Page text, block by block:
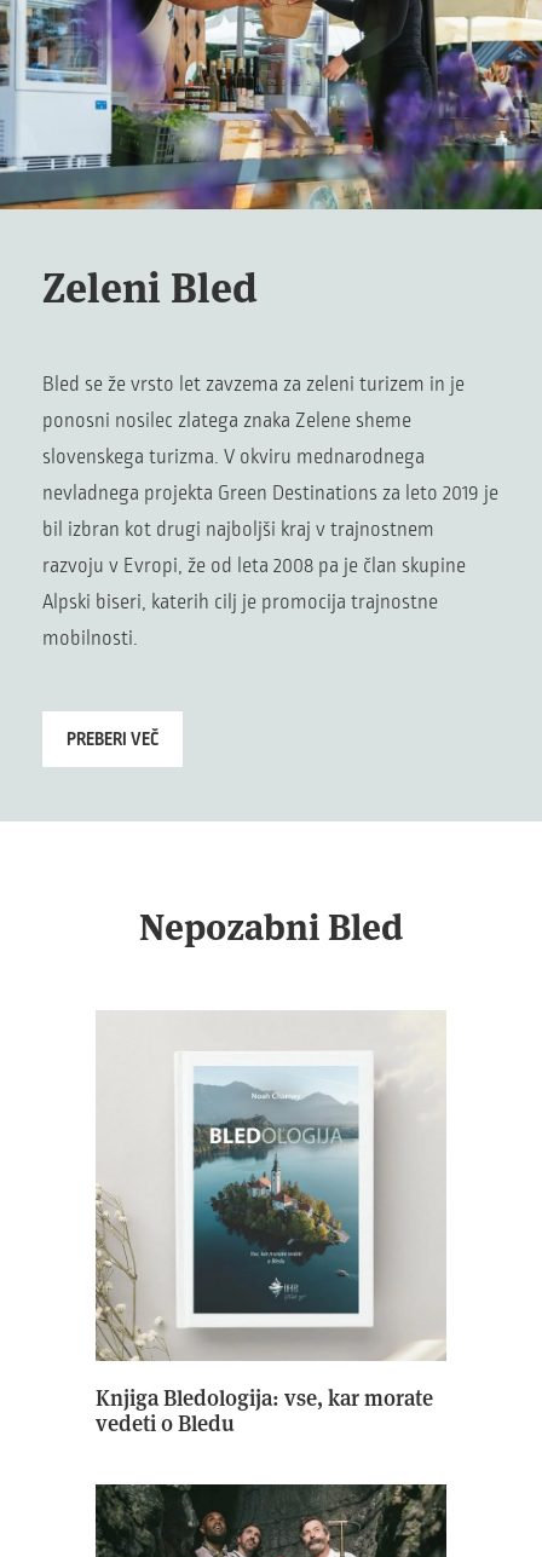
Zeleni Bled
Bled se že vrsto let zavzema za zeleni turizem in je
ponosni nosilec zlatega znaka Zelene sheme
slovenskega turizma. V okviru mednarodnega
nevladnega projekta Green Destinations za leto 2019 je
bil izbran kot drugi najboljši kraj v trajnostnem
razvoju v Evropi, že od leta 2008 pa je član skupine
Alpski biseri, katerih cilj je promocija trajnostne
mobilnosti.
PREBERI VEČ
Nepozabni Bled
Knjiga Bledologija: vse, kar morate
vedeti o Bledu